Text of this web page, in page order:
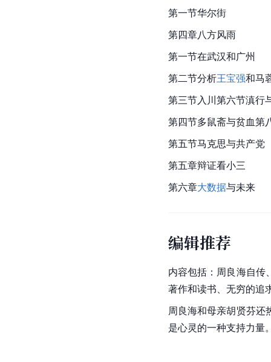
第一节华尔街
第四章八方风雨
第一节在武汉和广州
第二节分析王宝强和马
第三节入川第六节滇行
第四节多鼠斋与贫血第
第五节马克思与共产党
第五章辩证看小三
第六章大数据与未来
编辑推荐
内容包括：周良海自传
著作和读书、无穷的追
周良海和母亲胡贤芬还
是心灵的一种支持力量